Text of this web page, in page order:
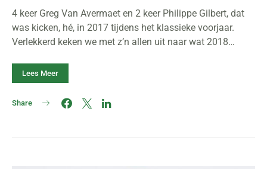
4 keer Greg Van Avermaet en 2 keer Philippe Gilbert, dat
was kicken, hé, in 2017 tijdens het klassieke voorjaar.
Verlekkerd keken we met z’n allen uit naar wat 2018…
Lees Meer
Share